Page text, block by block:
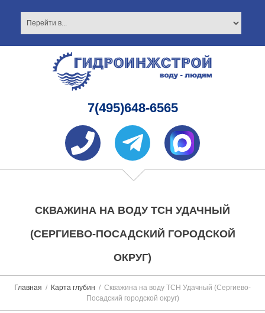
7(495)648-6565
СКВАЖИНА НА ВОДУ ТСН УДАЧНЫЙ
(СЕРГИЕВО-ПОСАДСКИЙ ГОРОДСКОЙ
ОКРУГ)
Главная Карта глубин
Скважина на воду ТСН Удачный (Сергиево-
Посадский городской округ)